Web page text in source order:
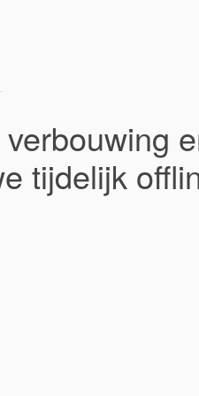
tijdelijk